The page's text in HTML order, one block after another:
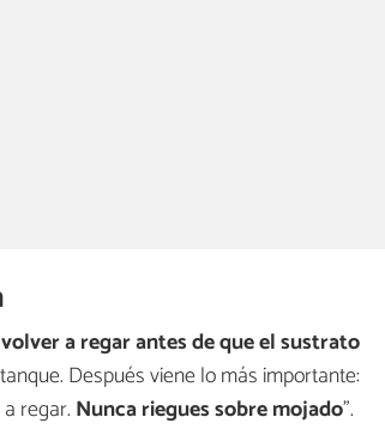
volver a regar antes de que el sustrato
Después viene lo más importante:
regar. Nunca riegues sobre mojado”.